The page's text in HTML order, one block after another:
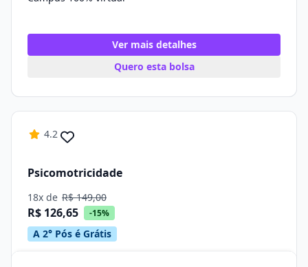
Ver mais detalhes
Quero esta bolsa
4.2
Psicomotricidade
18x de R$ 149,00
R$ 126,65 -15%
A 2° Pós é Grátis